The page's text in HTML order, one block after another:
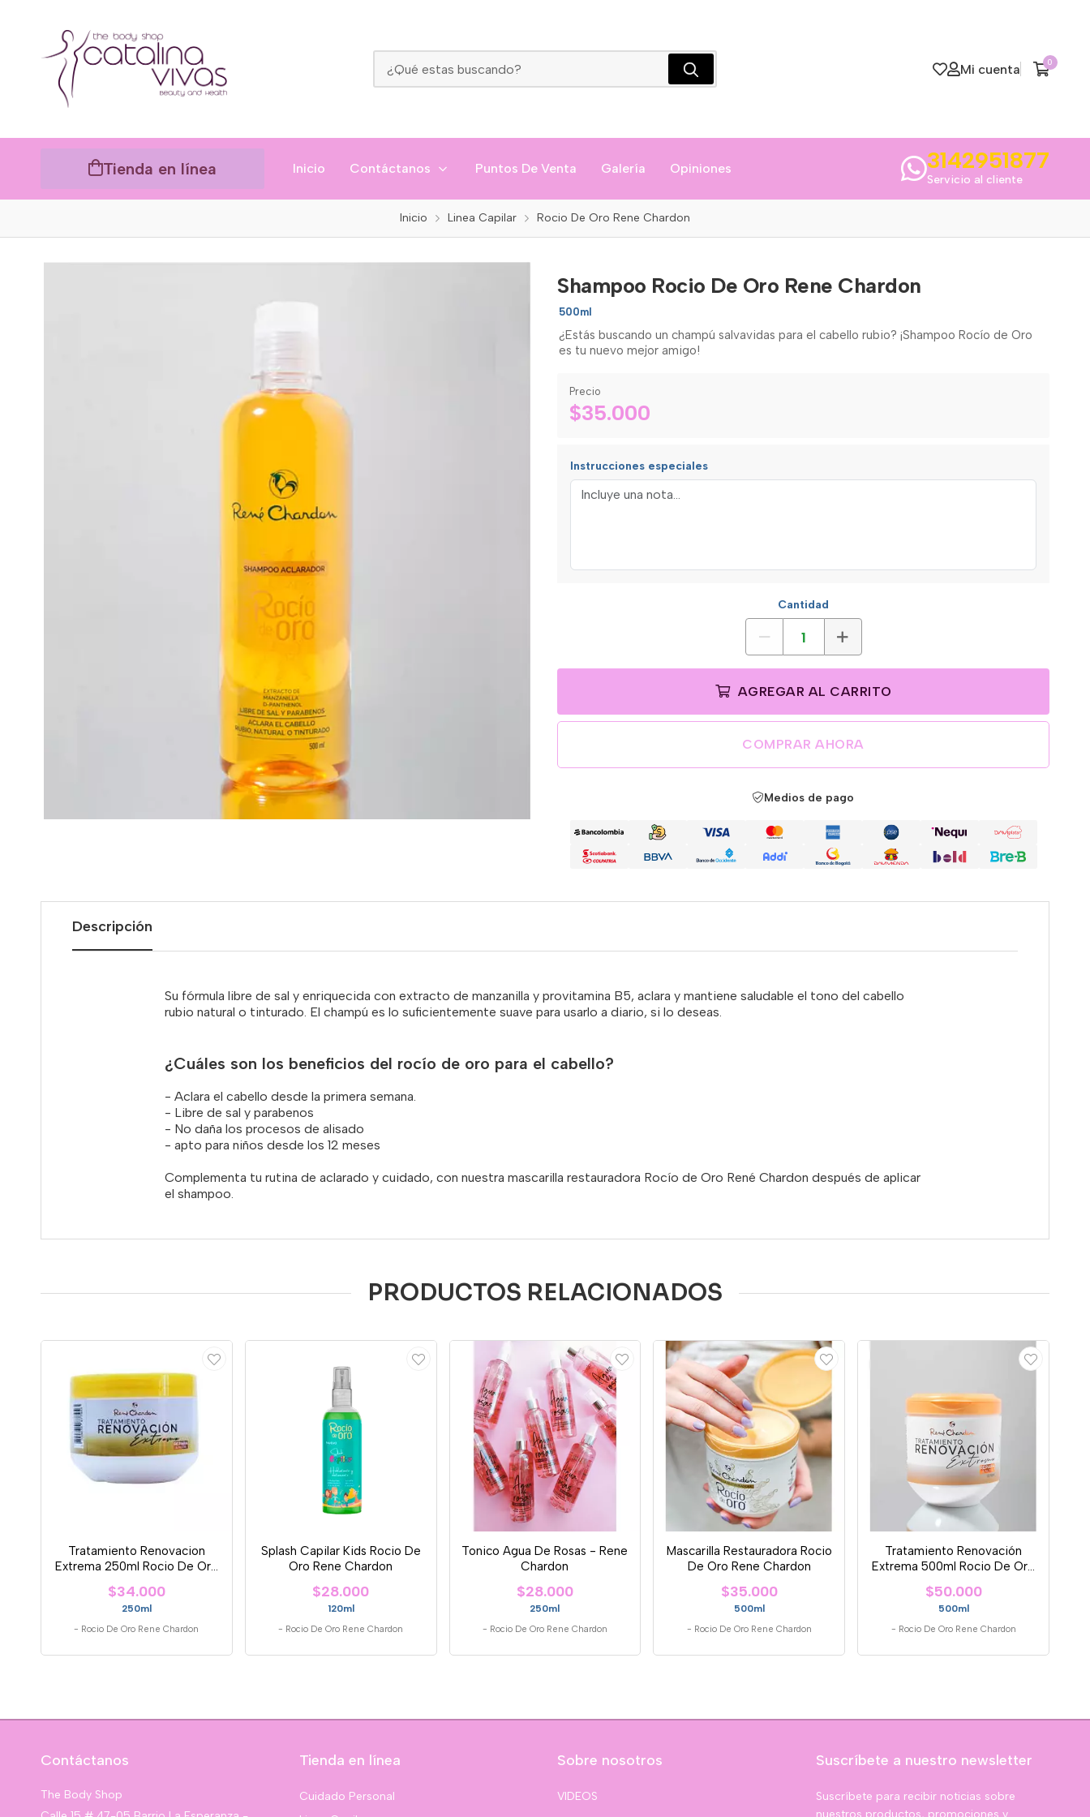
Mi cuenta 0
Tienda en línea Inicio Contáctanos Puntos De Venta Galería Opiniones 3142951877
Servicio al cliente
Inicio Linea Capilar Rocio De Oro Rene Chardon
Shampoo Rocio De Oro Rene Chardon
500ml
¿Estás buscando un champú salvavidas para el cabello rubio? ¡Shampoo Rocío de Oro
es tu nuevo mejor amigo!
Precio
$35.000
Instrucciones especiales
Cantidad
AGREGAR AL CARRITO
COMPRAR AHORA
Medios de pago
Descripción
Su fórmula libre de sal y enriquecida con extracto de manzanilla y provitamina B5, aclara y mantiene saludable el tono del cabello
rubio natural o tinturado. El champú es lo suficientemente suave para usarlo a diario, si lo deseas.
¿Cuáles son los beneficios del rocío de oro para el cabello?
- Aclara el cabello desde la primera semana.
- Libre de sal y parabenos
- No daña los procesos de alisado
- apto para niños desde los 12 meses
Complementa tu rutina de aclarado y cuidado, con nuestra mascarilla restauradora Rocío de Oro René Chardon después de aplicar
el shampoo.
PRODUCTOS RELACIONADOS
Tratamiento Renovacion
Extrema 250ml Rocio De Oro
Rene Chard
$34.000
250ml
- Rocio De Oro Rene Chardon
Splash Capilar Kids Rocio De
Oro Rene Chardon
$28.000
120ml
- Rocio De Oro Rene Chardon
Tonico Agua De Rosas - Rene
Chardon
$28.000
250ml
- Rocio De Oro Rene Chardon
Mascarilla Restauradora Rocio
De Oro Rene Chardon
$35.000
500ml
- Rocio De Oro Rene Chardon
Tratamiento Renovación
Extrema 500ml Rocio De Oro
Rene Chard
$50.000
500ml
- Rocio De Oro Rene Chardon
Contáctanos
The Body Shop
Tienda en línea
Cuidado Personal
Sobre nosotros
VIDEOS
Suscríbete a nuestro newsletter
Suscríbete para recibir noticias sobre
nuestros productos, promociones y